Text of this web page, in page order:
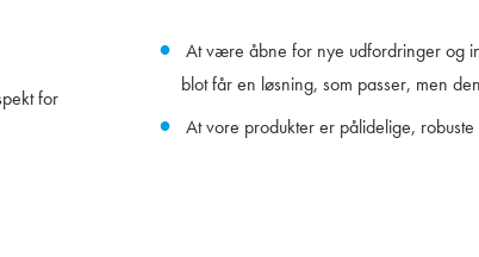
for
At være åbne for nye udfordringer og
blot får en løsning, som passer, men
At vore produkter er pålidelige,